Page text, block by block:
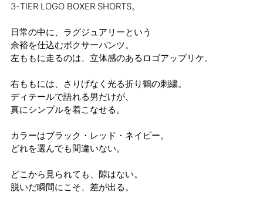
3-TIER LOGO BOXER SHORTS。
日常の中に、ラグジュアリーという
余裕を仕込むボクサーパンツ。
左ももに走るのは、立体感のあるロゴアップリケ。
右ももには、さりげなく光る折り鶴の刺繍。
ディテールで語れる男だけが、
真にシンプルを着こなせる。
カラーはブラック・レッド・ネイビー。
どれを選んでも間違いない。
どこから見られても、隙はない。
脱いだ瞬間にこそ、差が出る。